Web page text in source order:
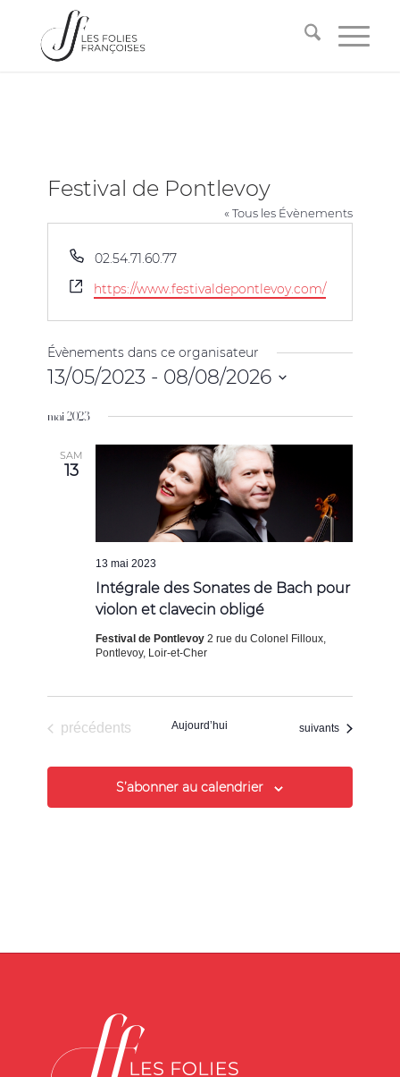
Festival de Pontlevoy
« Tous les Évènements
Téléphone
02.54.71.60.77
Site
web
https://www.festivaldepontlevoy.com/
Évènements dans ce organisateur
13/05/2023 - 08/08/2026
une
mai 2023
SAM
13
Intégrale des Sonates de Bach pour
violon et clavecin obligé
13 mai 2023
Festival de Pontlevoy2 rue du Colonel Filloux,
Pontlevoy, Loir-et-Cher
Évènements
précédents Aujourd’hui Évènements
suivants
S’abonner au calendrier